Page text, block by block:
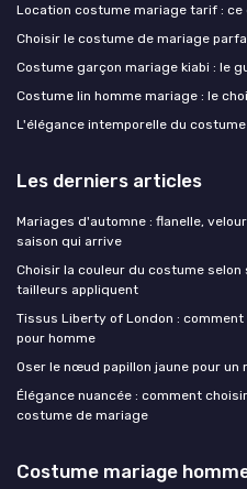
Location costume mariage tarif :
Choisir le costume de mariage
Costume garçon mariage kiabi : le
Costume lin homme mariage : le
L'élégance intemporelle du
Les derniers articles
Mariages d'automne : flanelle,
saison qui arrive
Choisir la couleur du costume
tailleurs appliquent
Tissus Liberty of London :
pour homme
Oser le nœud papillon jaune pour un
Élégance nuancée : comment
costume de mariage
Costume mariage